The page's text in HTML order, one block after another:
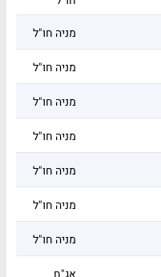
מניה חו"ל
מניה חו"ל
מניה חו"ל
מניה חו"ל
מניה חו"ל
מניה חו"ל
מניה חו"ל